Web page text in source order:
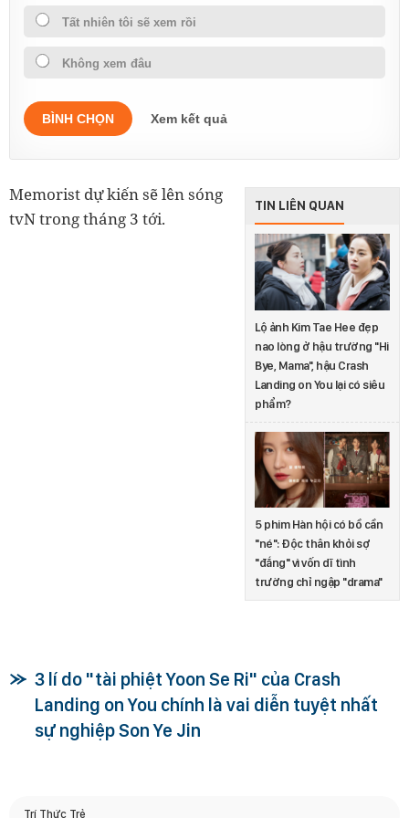
Tất nhiên tôi sẽ xem rồi
Không xem đâu
BÌNH CHỌN Xem kết quả
TIN LIÊN QUAN
Lộ ảnh Kim Tae Hee đẹp
nao lòng ở hậu trường "Hi
Bye, Mama", hậu Crash
Landing on You lại có siêu
phẩm?
5 phim Hàn hội có bồ cần
"né": Độc thân khỏi sợ
"đắng" vì vốn dĩ tình
trường chỉ ngập "drama"
Memorist dự kiến sẽ lên sóng
tvN trong tháng 3 tới.
3 lí do "tài phiệt Yoon Se Ri" của Crash
Landing on You chính là vai diễn tuyệt nhất
sự nghiệp Son Ye Jin
Trí Thức Trẻ